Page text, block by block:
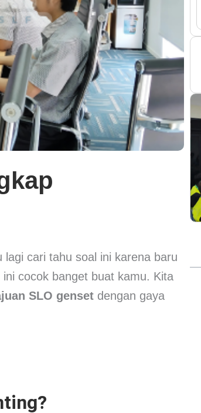
cari tahu soal ini karena baru
cocok banget buat kamu. Kita
SLO gensetdengan gaya